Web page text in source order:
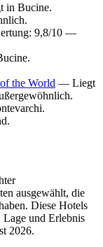
in Bucine.
9,8/10 —
the World — Liegt
ausgewählt, die
Diese Hotels
und Erlebnis
2026.